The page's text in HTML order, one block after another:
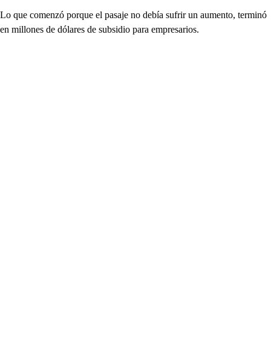
Lo que comenzó porque el pasaje no debía sufrir un aumento, terminó
en millones de dólares de subsidio para empresarios.